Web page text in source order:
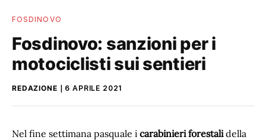
FOSDINOVO
Fosdinovo: sanzioni per i
motociclisti sui sentieri
REDAZIONE 6 APRILE 2021
Nel fine settimana pasquale i carabinieri forestalidella